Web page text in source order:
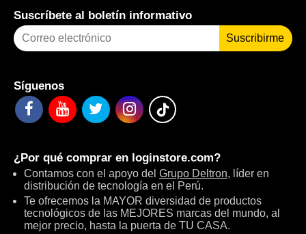
Suscríbete al boletín informativo
Suscribirme
Síguenos
¿Por qué comprar en loginstore.com?
Contamos con el apoyo del Grupo Deltron, líder en
distribución de tecnología en el Perú.
Te ofrecemos la MAYOR diversidad de productos
tecnológicos de las MEJORES marcas del mundo, al
mejor precio, hasta la puerta de TU CASA.